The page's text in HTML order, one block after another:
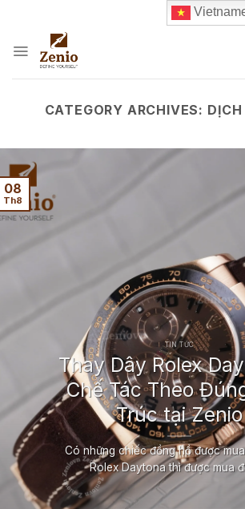
content
CATEGORY ARCHIVES:
TIN TỨC
Thay Dây Rolex
Chế Tác Theo
Trúc tại Zenio
Có những chiếc đồng hồ được
Rolex Daytona thì được mua
08
Th8